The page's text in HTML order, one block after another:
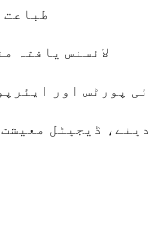
طباعت
لائسنس یافتہ
پورٹس اور
ڈیجیٹل